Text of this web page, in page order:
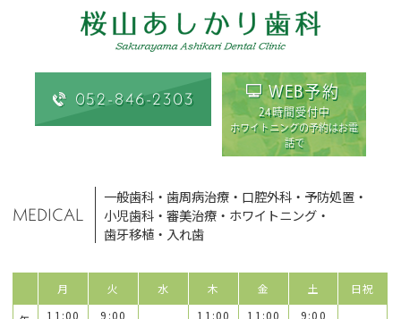
052-846-2303 WEB予約
24時間受付中
ホワイトニングの予約はお電
話で
MEDICAL
一般歯科 ・歯周病治療 ・ 口腔外科 ・ 予防処置 ・
小児歯科 ・審美治療 ・ ホワイトニング ・
歯牙移植 ・ 入れ歯
月 火 水 木 金 土 日祝
11:00 9:00 11:00 11:00 9:00